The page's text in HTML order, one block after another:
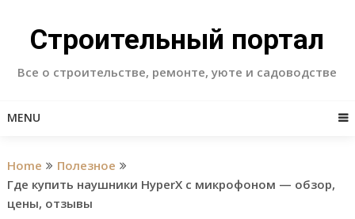
contentСтроительный портал
Все о строительстве, ремонте, уюте и садоводстве
MENU
Home
Полезное
Где купить наушники HyperX с микрофоном — обзор,
цены, отзывы